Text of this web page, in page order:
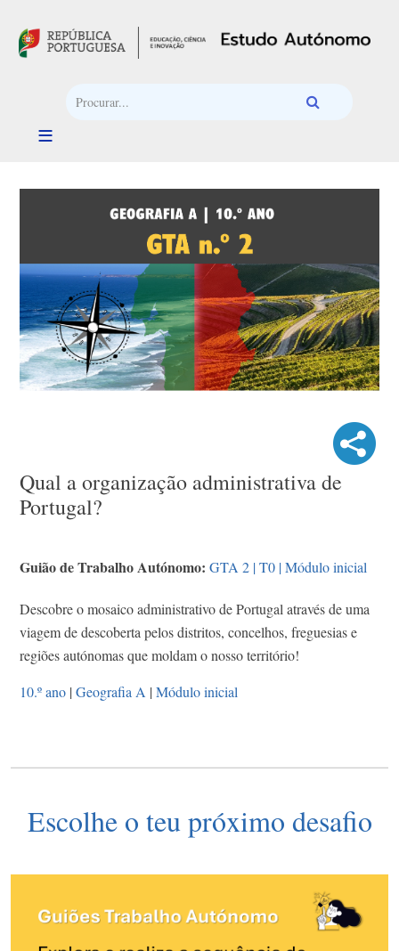
Qual a organização administrativa de
Portugal?
Guião de Trabalho Autónomo: GTA 2 | T0 | Módulo inicial
Descobre o mosaico administrativo de Portugal através de uma
viagem de descoberta pelos distritos, concelhos, freguesias e
regiões autónomas que moldam o nosso território!
10.º ano |Geografia A |Módulo inicial
Escolhe o teu próximo desafio